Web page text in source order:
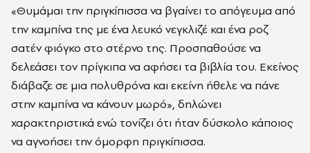
«Θυμάμαι την πριγκίπισσα να βγαίνει το απόγευμα από
την καμπίνα της με ένα λευκό νεγκλιζέ και ένα ροζ
σατέν φιόγκο στο στέρνο της. Προσπαθούσε να
δελεάσει τον πρίγκιπα να αφήσει τα βιβλία του. Εκείνος
διάβαζε σε μια πολυθρόνα και εκείνη ήθελε να πάνε
στην καμπίνα να κάνουν μωρό», δηλώνει
χαρακτηριστικά ενώ τονίζει ότι ήταν δύσκολο κάποιος
να αγνοήσει την όμορφη πριγκίπισσα.